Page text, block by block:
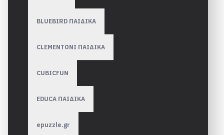
BLUEBIRD ΠΑΙΔΙΚΑ
CLEMENTONI ΠΑΙΔΙΚΑ
CUBICFUN
EDUCA ΠΑΙΔΙΚΑ
epuzzle.gr